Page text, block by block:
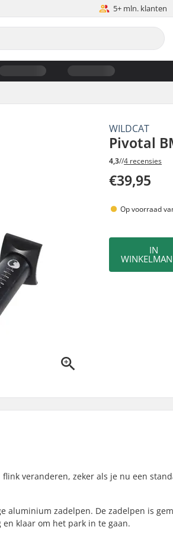
5+ mln. klanten
WILDCAT
Pivotal
4,3//4 recensies
€39,95
Op voorraad
IN
veranderen, zeker als je nu een
aluminium zadelpen. De zadelpen is
klaar om het park in te gaan.